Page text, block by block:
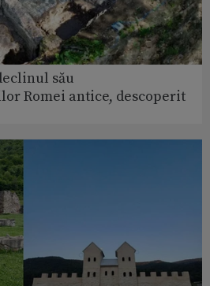
său
Romei antice, descoperit